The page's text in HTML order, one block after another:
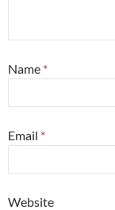
Name *
Email *
Website